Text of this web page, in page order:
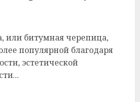
или битумная черепица,
популярной благодаря
эстетической